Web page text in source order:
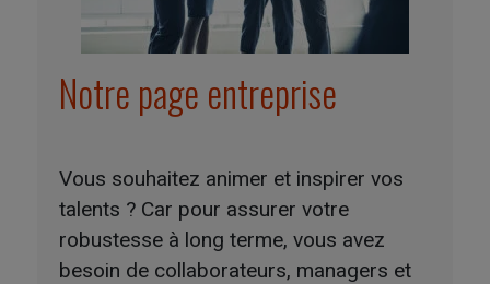
Notre page entreprise
Vous souhaitez animer et inspirer vos
talents ? Car pour assurer votre
robustesse à long terme, vous avez
besoin de collaborateurs, managers et